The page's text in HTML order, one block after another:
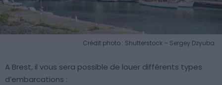
Crédit photo : Shutterstock – Sergey Dzyuba
A Brest, il vous sera possible de louer différents types
d’embarcations :